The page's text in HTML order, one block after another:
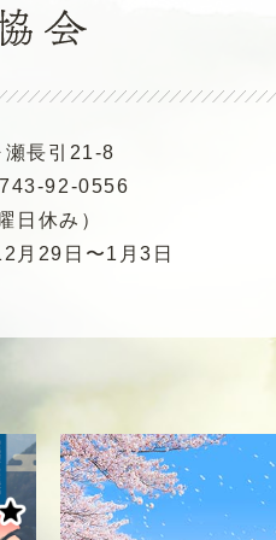
長引21-8
92-0556
日休み）
月29日〜1月3日